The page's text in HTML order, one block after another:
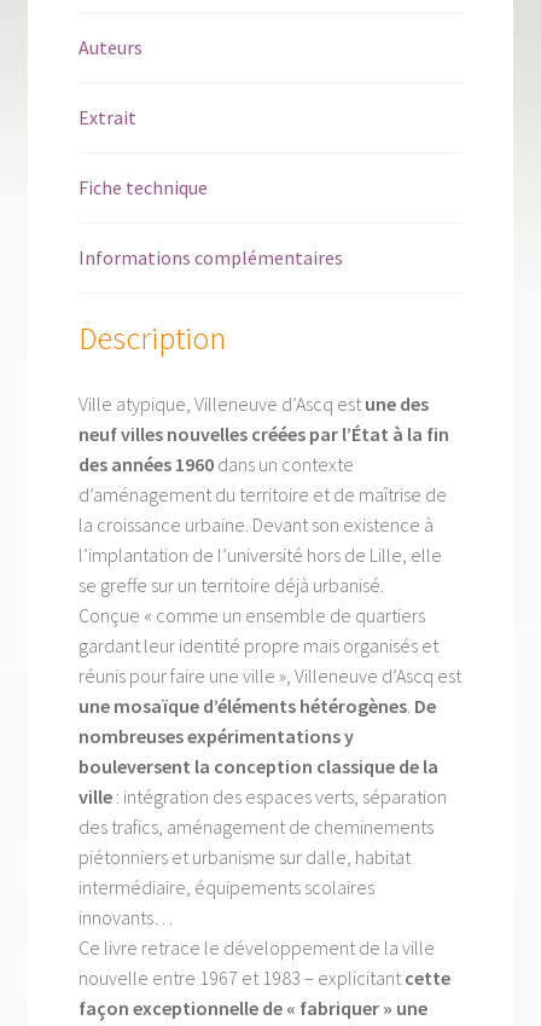
Auteurs
Extrait
Fiche technique
Informations complémentaires
Description
Ville atypique, Villeneuve d’Ascq est une des
neuf villes nouvelles créées par l’État à la fin
des années 1960dans un contexte
d’aménagement du territoire et de maîtrise de
la croissance urbaine. Devant son existence à
l’implantation de l’université hors de Lille, elle
se greffe sur un territoire déjà urbanisé.
Conçue « comme un ensemble de quartiers
gardant leur identité propre mais organisés et
réunis pour faire une ville », Villeneuve d’Ascq est
une mosaïque d’éléments hétérogènes. De
nombreuses expérimentations y
bouleversent la conception classique de la
ville: intégration des espaces verts, séparation
des trafics, aménagement de cheminements
piétonniers et urbanisme sur dalle, habitat
intermédiaire, équipements scolaires
innovants…
Ce livre retrace le développement de la ville
nouvelle entre 1967 et 1983 – explicitant cette
façon exceptionnelle de « fabriquer » une